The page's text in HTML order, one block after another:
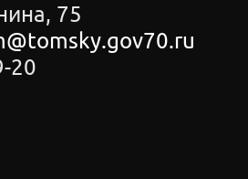
75
20